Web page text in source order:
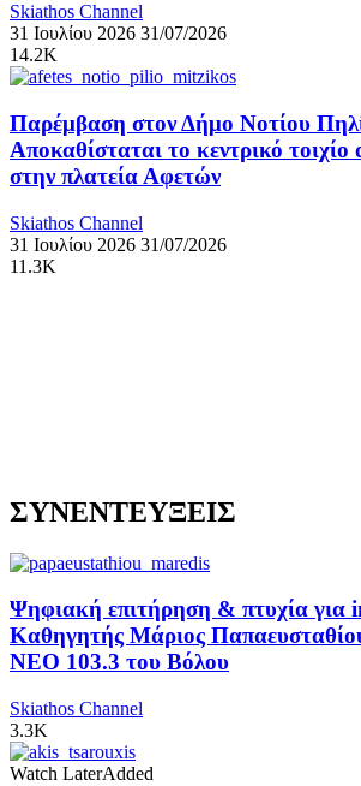
Skiathos Channel
31 Ιουλίου 2026 31/07/2026
14.2K
Παρέμβαση στον Δήμο Νοτίου
Αποκαθίσταται το κεντρικό τοιχίο
στην πλατεία Αφετών
Skiathos Channel
31 Ιουλίου 2026 31/07/2026
11.3K
ΣΥΝΕΝΤΕΥΞΕΙΣ
Ψηφιακή επιτήρηση & πτυχία για
Καθηγητής Μάριος
NEO 103.3 του Βόλου
Skiathos Channel
3.3K
Watch LaterAdded